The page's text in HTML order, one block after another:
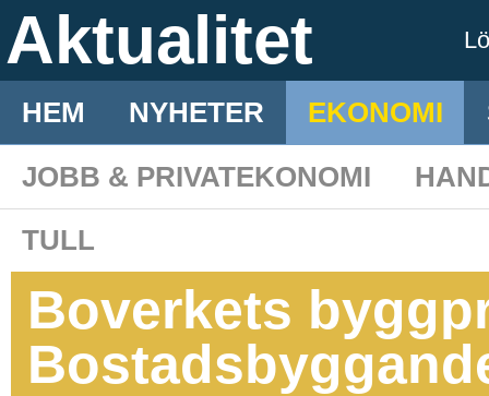
Aktualitet
HEM NYHETER EKONOMI
JOBB & PRIVATEKONOMI
TULL
Boverkets